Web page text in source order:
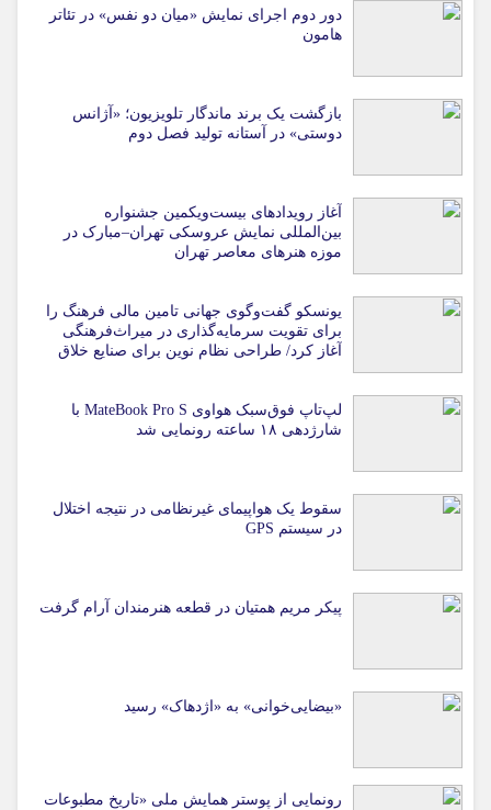
دور دوم اجرای نمایش «میان دو نفس» در تئاتر
هامون
بازگشت یک برند ماندگار تلویزیون؛ «آژانس
دوستی» در آستانه تولید فصل دوم
آغاز رویدادهای بیست‌ویکمین جشنواره
بین‌المللی نمایش عروسکی تهران–مبارک در
موزه هنرهای معاصر تهران
یونسکو گفت‌وگوی جهانی تامین مالی فرهنگ را
برای تقویت سرمایه‌گذاری در میراث‌فرهنگی
آغاز کرد/ طراحی نظام نوین برای صنایع خلاق
لپ‌تاپ فوق‌سبک هواوی MateBook Pro S با
شارژدهی ۱۸ ساعته رونمایی شد
سقوط یک هواپیمای غیرنظامی در نتیجه اختلال
در سیستم‌ GPS
پیکر مریم همتیان در قطعه هنرمندان آرام گرفت
«بیضایی‌خوانی» به «اژدهاک» رسید
رونمایی از پوستر همایش ملی «تاریخ مطبوعات